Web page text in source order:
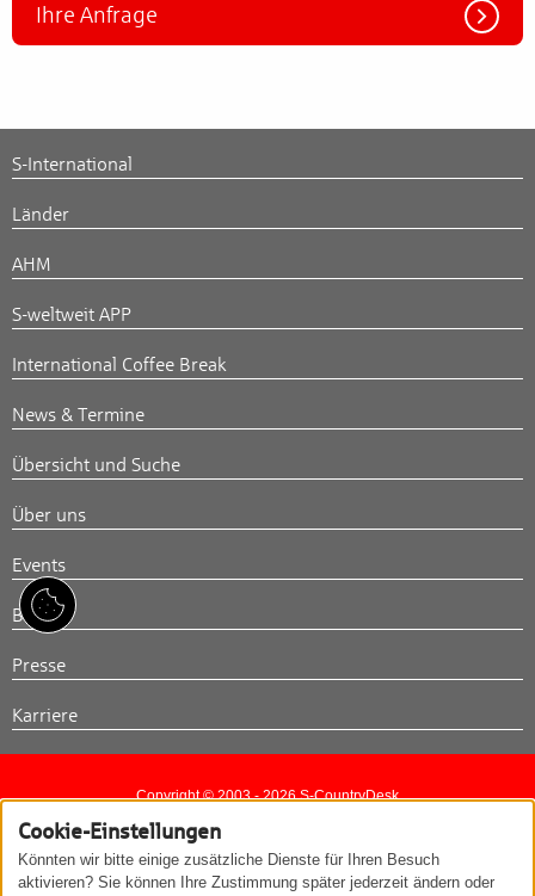
Ihre Anfrage
S-International
Länder
AHM
S-weltweit APP
International Coffee Break
News & Termine
Übersicht und Suche
Über uns
Events
Blog
Presse
Karriere
Copyright © 2003 - 2026 S-CountryDesk
Kontakt Impressum Datenschutzerklärung
Cookie-Einstellungen
Könnten wir bitte einige zusätzliche Dienste für Ihren Besuch
aktivieren? Sie können Ihre Zustimmung später jederzeit ändern oder